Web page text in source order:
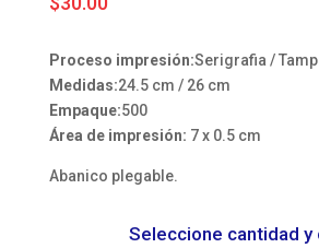
Proceso impresión:Serigrafia /
Medidas:24.5 cm / 26 cm
Empaque:500
Área de impresión: 7 x 0.5 cm
Abanico plegable.
Seleccione cantidad y